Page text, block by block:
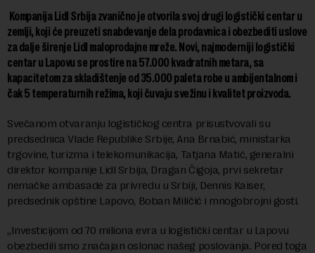
Kompanija Lidl Srbija zvanično je otvorila svoj drugi logistički centar u
zemlji, koji će preuzeti snabdevanje dela prodavnica i obezbediti uslove
za dalje širenje Lidl maloprodajne mreže. Novi, najmoderniji logistički
centar u Lapovu se prostire na 57.000 kvadratnih metara, sa
kapacitetom za skladištenje od 35.000 paleta robe u ambijentalnom i
čak 5 temperaturnih režima, koji čuvaju svežinu i kvalitet proizvoda.
Svečanom otvaranju logističkog centra prisustvovali su
predsednica Vlade Republike Srbije, Ana Brnabić, ministarka
trgovine, turizma i telekomunikacija, Tatjana Matić, generalni
direktor kompanije Lidl Srbija, Dragan Čigoja, prvi sekretar
nemačke ambasade za privredu u Srbiji, Dennis Kaiser,
predsednik opštine Lapovo, Boban Miličić i mnogobrojni gosti.
„Investicijom od 70 miliona evra u logistički centar u Lapovu
obezbedili smo značajan oslonac našeg poslovanja. Pored toga